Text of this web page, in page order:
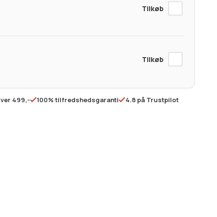
499,- 100% tilfredshedsgaranti 4.8 på Trustpilot